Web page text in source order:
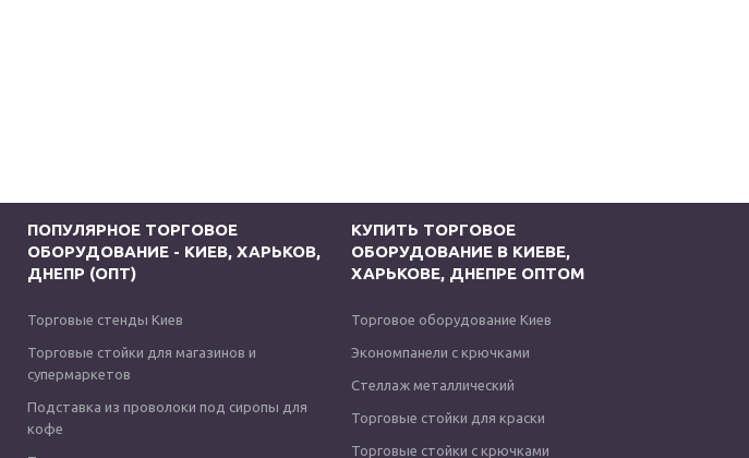
ПОПУЛЯРНОЕ ТОРГОВОЕ
ОБОРУДОВАНИЕ - КИЕВ, ХАРЬКОВ,
ДНЕПР (ОПТ)
Торговые стенды Киев
Торговые стойки для магазинов и
супермаркетов
Подставка из проволоки под сиропы для
кофе
КУПИТЬ ТОРГОВОЕ
ОБОРУДОВАНИЕ В КИЕВЕ,
ХАРЬКОВЕ, ДНЕПРЕ ОПТОМ
Торговое оборудование Киев
Экономпанели с крючками
Стеллаж металлический
Торговые стойки для краски
Торговые стойки с крючками